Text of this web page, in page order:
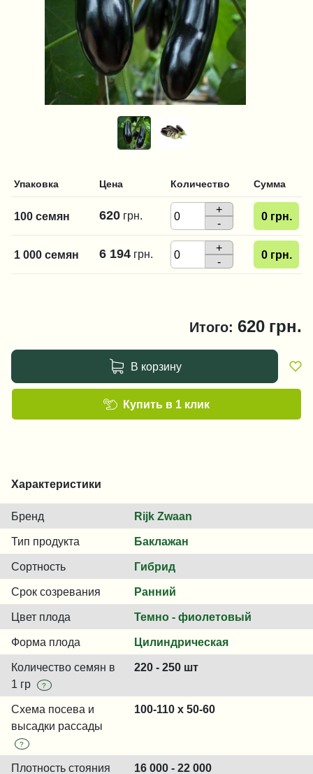
Упаковка Цена Количество Сумма
100 семян 620 грн.
+
-
0 грн.
1 000 семян 6 194 грн.
+
-
0 грн.
Итого: 620 грн.
В корзину
Купить в 1 клик
Характеристики
Бренд Rijk Zwaan
Тип продукта Баклажан
Сортность Гибрид
Срок созревания Ранний
Цвет плода Темно - фиолетовый
Форма плода Цилиндрическая
Количество семян в
1 гр
?
220 - 250 шт
Схема посева и
высадки рассады
?
100-110 x 50-60
Плотность стояния 16 000 - 22 000